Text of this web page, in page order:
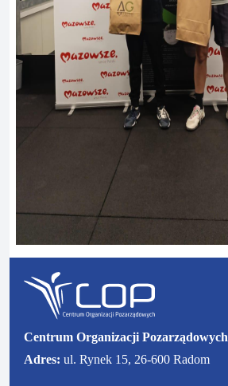
Centrum Organizacji Pozarządowych
Adres: ul. Rynek 15, 26-600 Radom